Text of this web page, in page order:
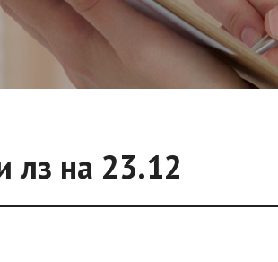
лз на 23.12